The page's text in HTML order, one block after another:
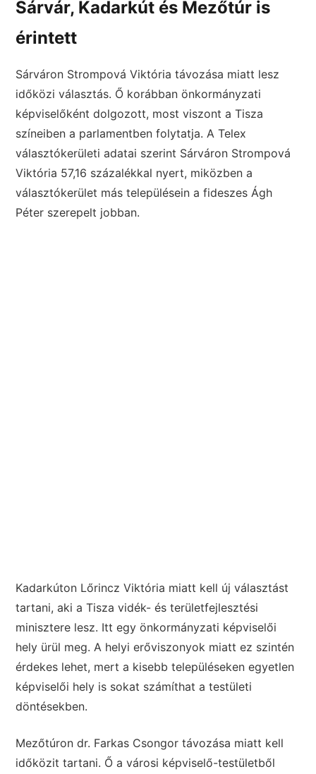
Sárvár, Kadarkút és Mezőtúr is
érintett
Sárváron Strompová Viktória távozása miatt lesz
időközi választás. Ő korábban önkormányzati
képviselőként dolgozott, most viszont a Tisza
színeiben a parlamentben folytatja. A Telex
választókerületi adatai szerint Sárváron Strompová
Viktória 57,16 százalékkal nyert, miközben a
választókerület más településein a fideszes Ágh
Péter szerepelt jobban.
Kadarkúton Lőrincz Viktória miatt kell új választást
tartani, aki a Tisza vidék- és területfejlesztési
minisztere lesz. Itt egy önkormányzati képviselői
hely ürül meg. A helyi erőviszonyok miatt ez szintén
érdekes lehet, mert a kisebb településeken egyetlen
képviselői hely is sokat számíthat a testületi
döntésekben.
Mezőtúron dr. Farkas Csongor távozása miatt kell
időközit tartani. Ő a városi képviselő-testületből